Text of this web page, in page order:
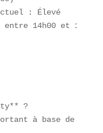
: Élevé
entre 14h00 et
?
à base de